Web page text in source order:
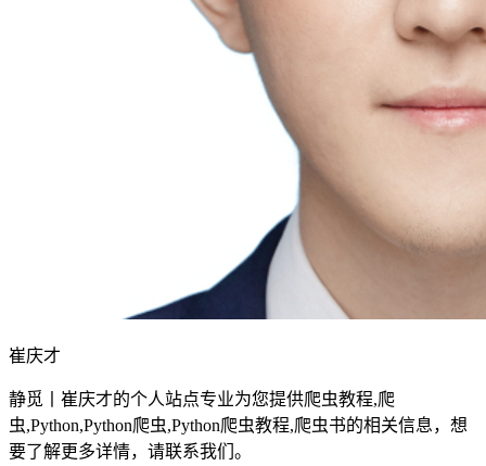
崔庆才
静觅丨崔庆才的个人站点专业为您提供爬虫教程,爬
虫,Python,Python爬虫,Python爬虫教程,爬虫书的相关信息，想
要了解更多详情，请联系我们。